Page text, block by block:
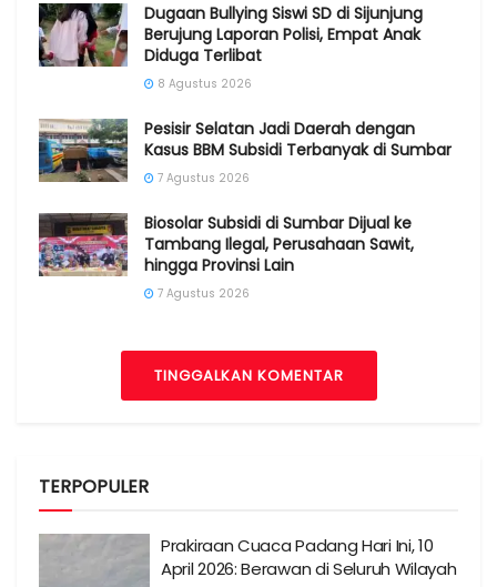
Dugaan Bullying Siswi SD di Sijunjung
Berujung Laporan Polisi, Empat Anak
Diduga Terlibat
8 Agustus 2026
Pesisir Selatan Jadi Daerah dengan
Kasus BBM Subsidi Terbanyak di Sumbar
7 Agustus 2026
Biosolar Subsidi di Sumbar Dijual ke
Tambang Ilegal, Perusahaan Sawit,
hingga Provinsi Lain
7 Agustus 2026
TINGGALKAN KOMENTAR
TERPOPULER
Prakiraan Cuaca Padang Hari Ini, 10
April 2026: Berawan di Seluruh Wilayah